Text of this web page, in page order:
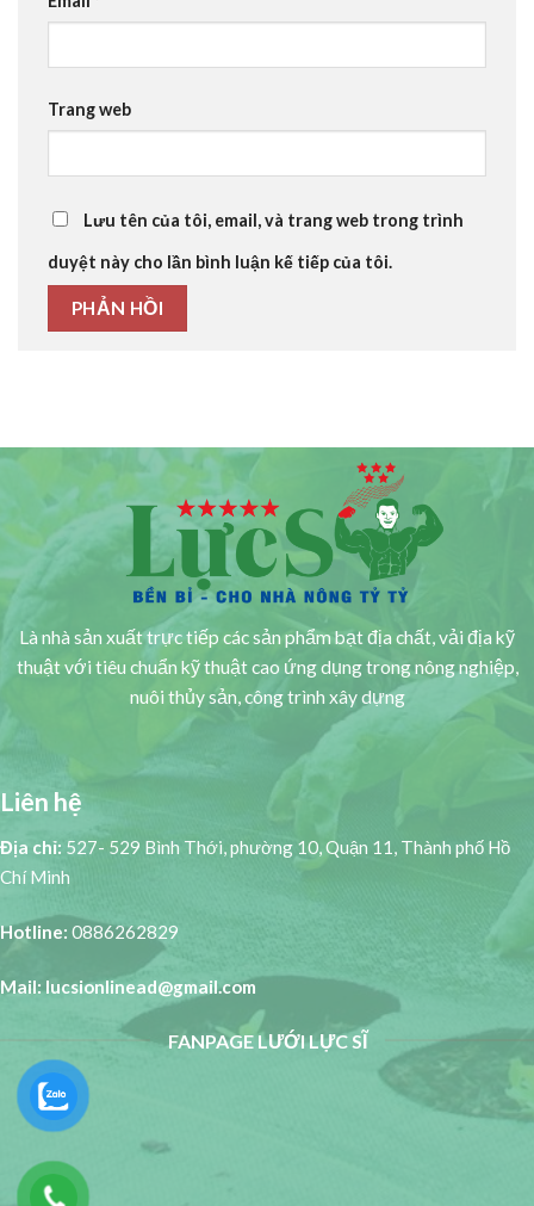
Trang web
Lưu tên của tôi, email, và trang web trong trình
duyệt này cho lần bình luận kế tiếp của tôi.
Là nhà sản xuất trực tiếp các sản phẩm bạt địa chất, vải địa kỹ
thuật với tiêu chuẩn kỹ thuật cao ứng dụng trong nông nghiệp,
nuôi thủy sản, công trình xây dựng
Liên hệ
Địa chỉ: 527- 529 Bình Thới, phường 10, Quận 11, Thành phố Hồ
Chí Minh
Hotline: 0886262829
Mail: lucsionlinead@gmail.com
FANPAGE LƯỚI LỰC SĨ